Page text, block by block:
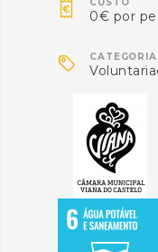
 0€ por
 CATEGORIA